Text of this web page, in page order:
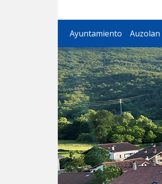
Ayuntamiento Auzolan